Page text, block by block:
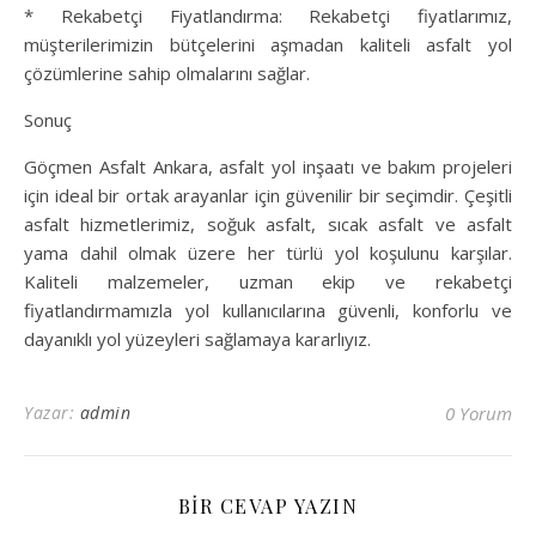
* Rekabetçi Fiyatlandırma: Rekabetçi fiyatlarımız,
müşterilerimizin bütçelerini aşmadan kaliteli asfalt yol
çözümlerine sahip olmalarını sağlar.
Sonuç
Göçmen Asfalt Ankara, asfalt yol inşaatı ve bakım projeleri
için ideal bir ortak arayanlar için güvenilir bir seçimdir. Çeşitli
asfalt hizmetlerimiz, soğuk asfalt, sıcak asfalt ve asfalt
yama dahil olmak üzere her türlü yol koşulunu karşılar.
Kaliteli malzemeler, uzman ekip ve rekabetçi
fiyatlandırmamızla yol kullanıcılarına güvenli, konforlu ve
dayanıklı yol yüzeyleri sağlamaya kararlıyız.
Yazar: admin 0 Yorum
BIR CEVAP YAZIN